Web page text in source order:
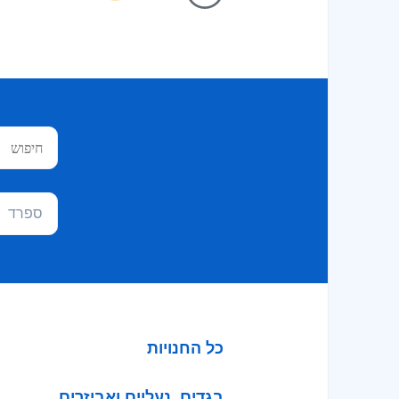
ספרד
כל החנויות